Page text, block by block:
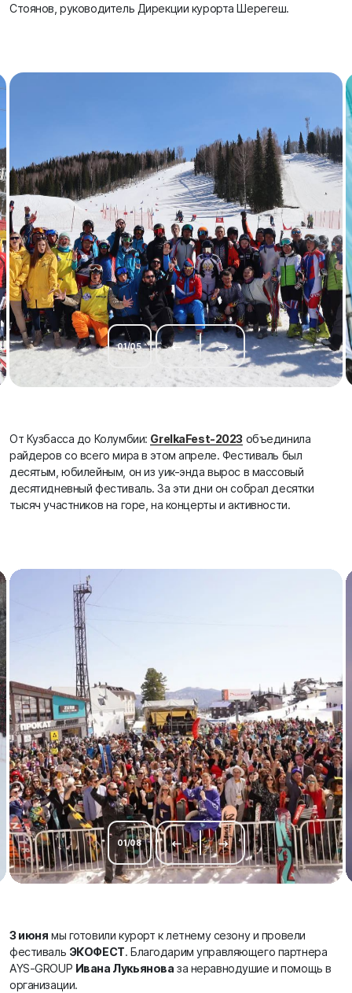
Стоянов, руководитель Дирекции курорта Шерегеш.
01/05
От Кузбасса до Колумбии: GrelkaFest-2023 объединила
райдеров со всего мира в этом апреле. Фестиваль был
десятым, юбилейным, он из уик-энда вырос в массовый
десятидневный фестиваль. За эти дни он собрал десятки
тысяч участников на горе, на концерты и активности.
01/08
3 июня мы готовили курорт к летнему сезону и провели
фестиваль ЭКОФЕСТ. Благодарим управляющего партнера
AYS-GROUP Ивана Лукьянова за неравнодушие и помощь в
организации.